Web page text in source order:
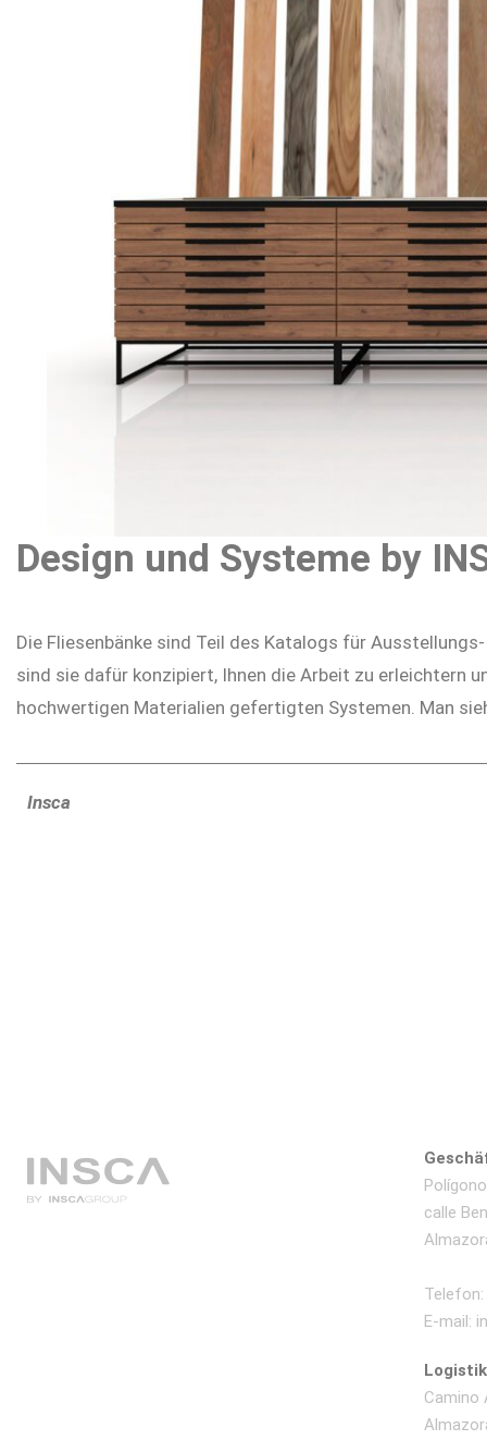
Design und Systeme by
Die Fliesenbänke sind Teil des Katalogs für
sind sie dafür konzipiert, Ihnen die Arbeit zu erleichtern
hochwertigen Materialien gefertigten Systemen. Man
Insca
calle
Telefon:
E-mail:
Camino